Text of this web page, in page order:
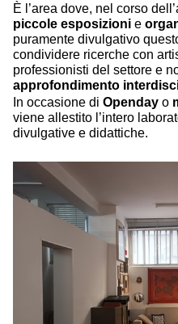
È l’area dove, nel corso
piccole esposizioni e
puramente divulgativo
condividere ricerche con
professionisti del settore e
approfondimento
In occasione di Openday o
viene allestito l’intero
divulgative e didattiche.